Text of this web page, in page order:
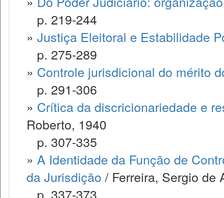
p. 219-244
» Justiça Eleitoral e Estabilidade
p. 275-289
» Controle jurisdicional do mérito
p. 291-306
» Crítica da discricionariedade e
Roberto, 1940
p. 307-335
» A Identidade da Função de
da Jurisdição / Ferreira, Sergio de
p. 337-373